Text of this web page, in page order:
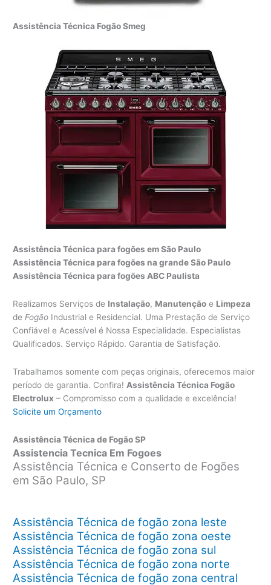
Assistência Técnica Fogão Smeg
Assistência Técnica para fogões em São Paulo
Assistência Técnica para fogões na grande São Paulo
Assistência Técnica para fogões ABC Paulista
Realizamos Serviços de Instalação, Manutenção e Limpeza
de Fogão Industrial e Residencial. Uma Prestação de Serviço
Confiável e Acessível é Nossa Especialidade. Especialistas
Qualificados. Serviço Rápido. Garantia de Satisfação.
Trabalhamos somente com peças originais, oferecemos maior
período de garantia. Confira! Assistência Técnica Fogão
Electrolux – Compromisso com a qualidade e excelência!
Solicite um Orçamento
Assistência Técnica de Fogão SP
Assistencia Tecnica Em Fogoes
Assistência Técnica e Conserto de Fogões
em São Paulo, SP
Assistência Técnica de fogão zona leste
Assistência Técnica de fogão zona oeste
Assistência Técnica de fogão zona sul
Assistência Técnica de fogão zona norte
Assistência Técnica de fogão zona central